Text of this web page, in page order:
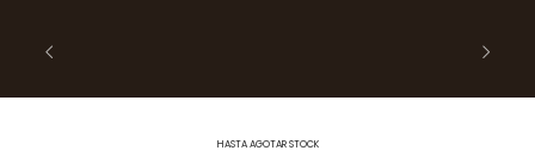
HASTA AGOTAR STOCK